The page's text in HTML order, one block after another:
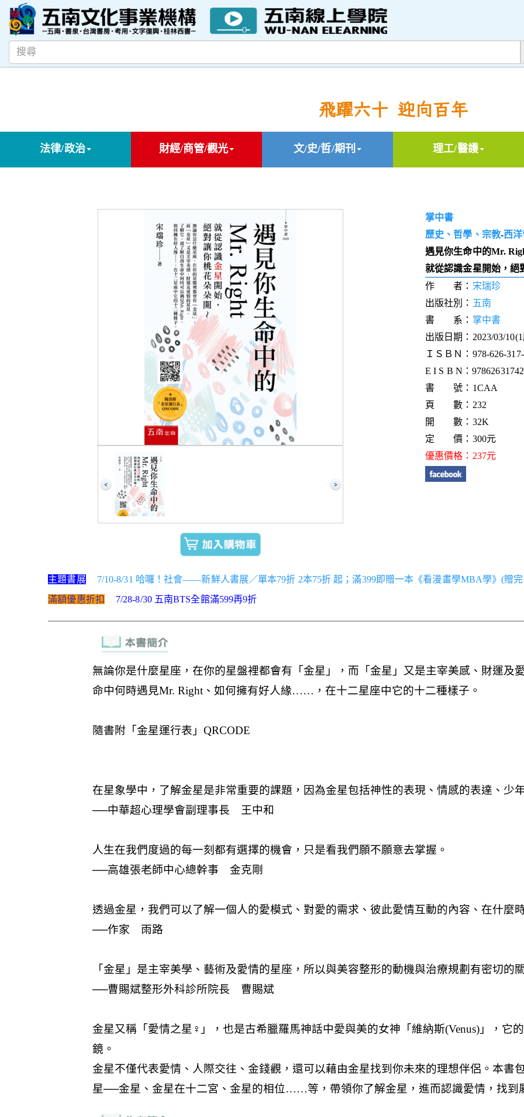
飛躍六十 迎向百年
法律/政治 財經/商管/觀光 文/史/哲/期刊 理工/醫護
掌中書
歷史、哲學、宗教-西
遇見你生命中的Mr.
就從認識金星開始，絕
作 者： 宋瑞珍
出版社別： 五南
書 系： 掌中書
出版日期：2023/03/
ＩＳＢＮ：978-626-
E I S B N：
書 號：1CAA
頁 數：232
開 數：32K
定 價：300元
優惠價格：237元
主題書展
7/10-8/31 哈囉！社會——新鮮人書展／單本79折 2本75折 起；滿399即贈一本《看漫畫學MBA學》(贈
滿額優惠折扣
7/28-8/30 五南BTS全館滿599再9折